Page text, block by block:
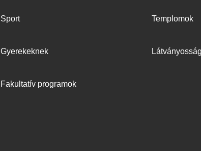
Sport
Gyerekeknek
Fakultatív programok
Templomok